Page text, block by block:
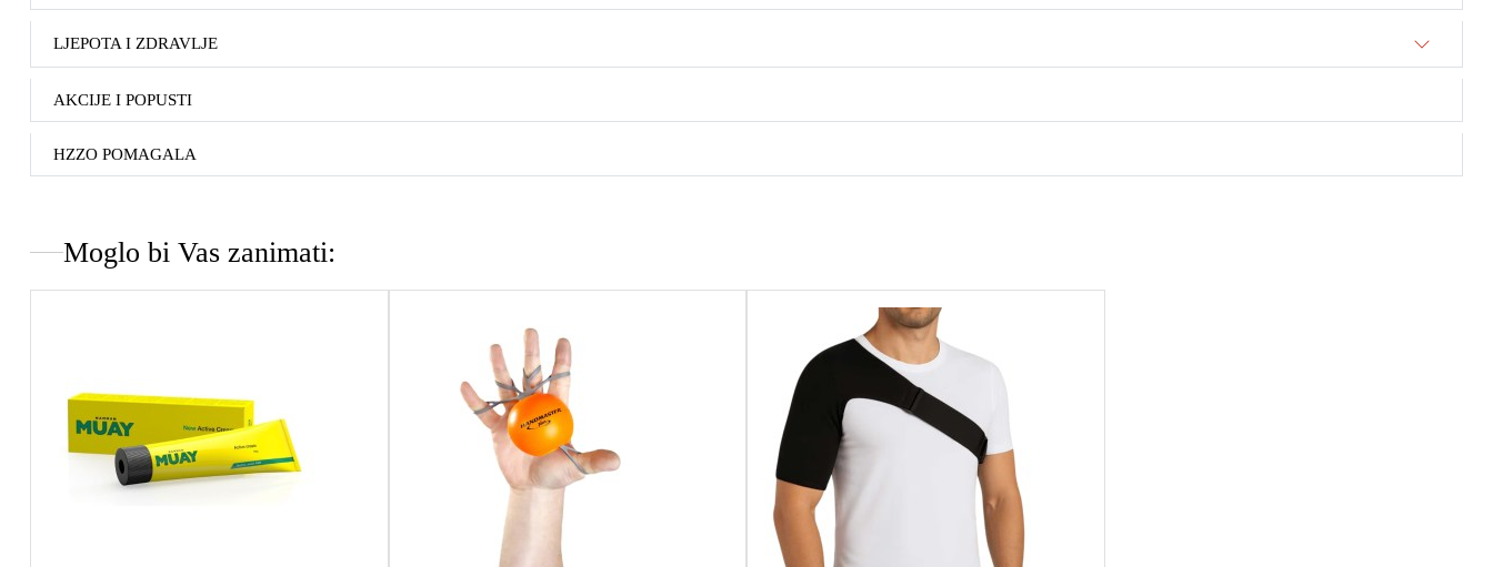
LJEPOTA I ZDRAVLJE
AKCIJE I POPUSTI
HZZO POMAGALA
Moglo bi Vas zanimati: